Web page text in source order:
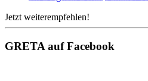
Jetzt weiterempfehlen!
GRETA auf Facebook